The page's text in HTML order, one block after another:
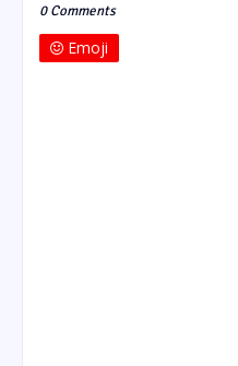
0 Comments
Emoji